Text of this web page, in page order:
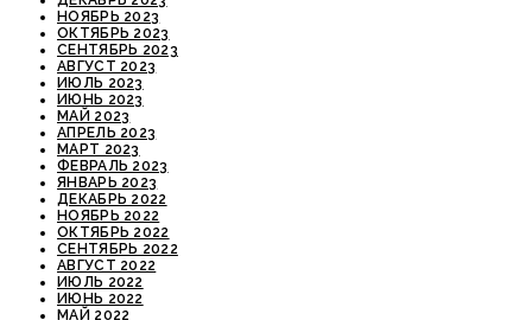
НОЯБРЬ 2023
ОКТЯБРЬ 2023
СЕНТЯБРЬ 2023
АВГУСТ 2023
ИЮЛЬ 2023
ИЮНЬ 2023
МАЙ 2023
АПРЕЛЬ 2023
МАРТ 2023
ФЕВРАЛЬ 2023
ЯНВАРЬ 2023
ДЕКАБРЬ 2022
НОЯБРЬ 2022
ОКТЯБРЬ 2022
СЕНТЯБРЬ 2022
АВГУСТ 2022
ИЮЛЬ 2022
ИЮНЬ 2022
МАЙ 2022